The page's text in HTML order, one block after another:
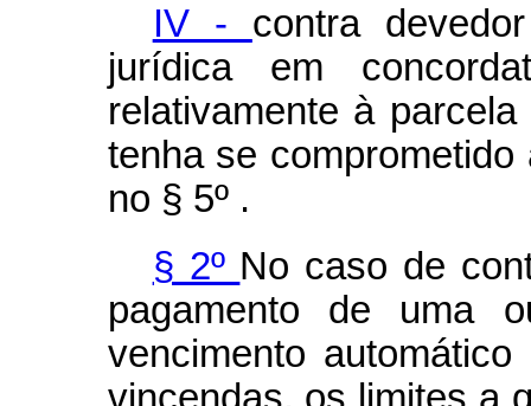
IV - contra
jurídica em
relativamente à
tenha se
no § 5º .
§ 2º No caso de
pagamento de uma
vencimento
vincendas, os limites a